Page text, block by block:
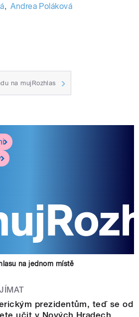
, Andrea Poláková
na mujRozhlas
na jednom místě
prezidentům, teď se od